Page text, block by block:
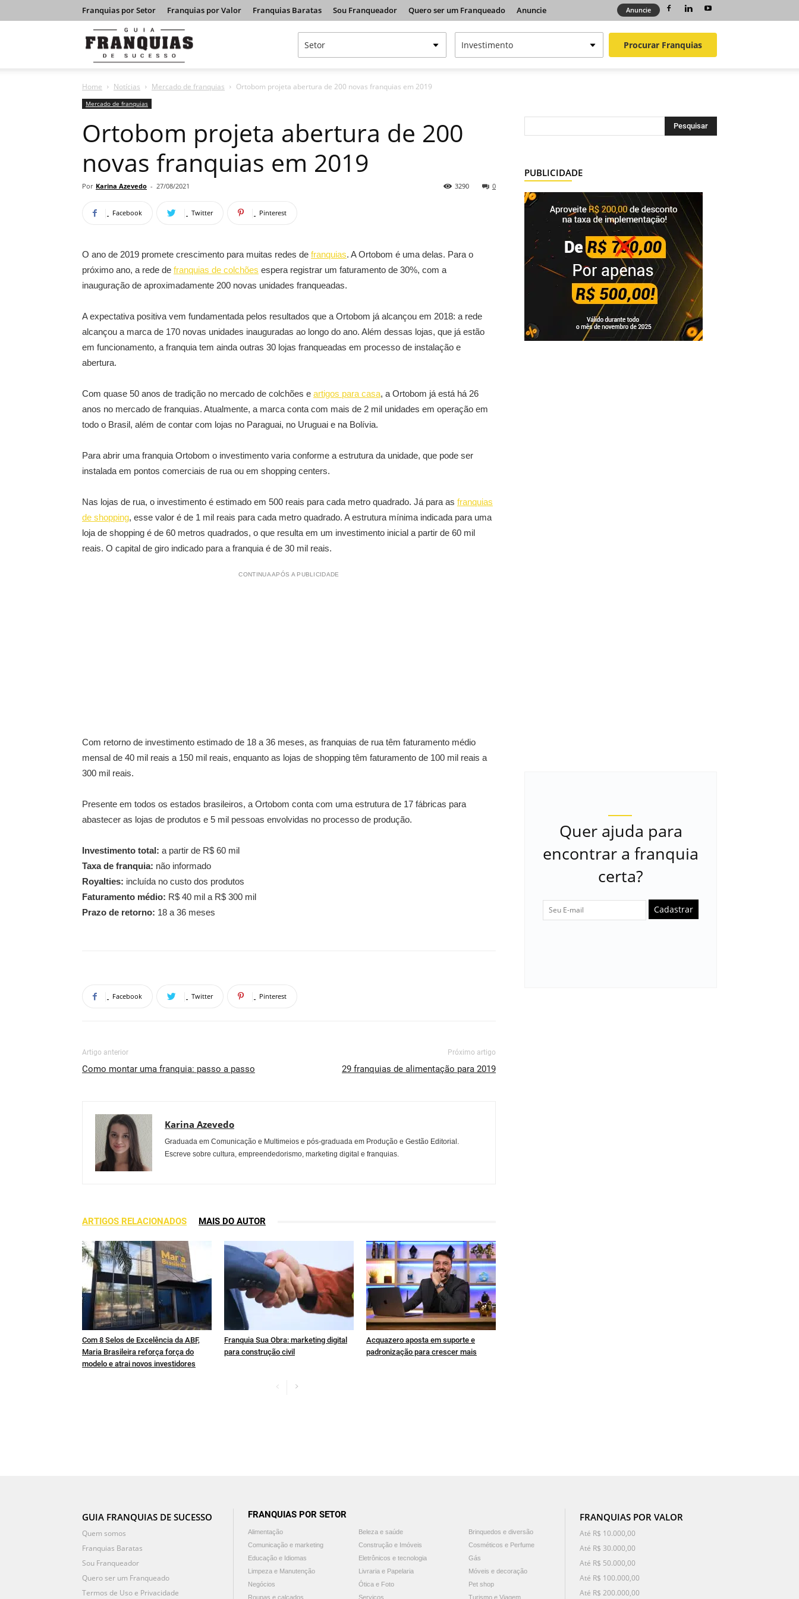
Franquias por Setor Franquias por Valor Franquias Baratas Sou Franqueador Quero ser um Franqueado Anuncie Anuncie
Franquias
de
Procurar Franquias
Home Notícias Mercado de franquias Ortobom projeta abertura de 200 novas franquias em 2019
Mercado de franquias
Ortobom projeta abertura de 200
novas franquias em 2019
Por Karina Azevedo - 27/08/2021 0
3290
Facebook Twitter Pinterest
O ano de 2019 promete crescimento para muitas redes de franquias. A Ortobom é uma delas. Para o
próximo ano, a rede de franquias de colchões espera registrar um faturamento de 30%, com a
inauguração de aproximadamente 200 novas unidades franqueadas.
A expectativa positiva vem fundamentada pelos resultados que a Ortobom já alcançou em 2018: a rede
alcançou a marca de 170 novas unidades inauguradas ao longo do ano. Além dessas lojas, que já estão
em funcionamento, a franquia tem ainda outras 30 lojas franqueadas em processo de instalação e
abertura.
Com quase 50 anos de tradição no mercado de colchões e artigos para casa, a Ortobom já está há 26
anos no mercado de franquias. Atualmente, a marca conta com mais de 2 mil unidades em operação em
todo o Brasil, além de contar com lojas no Paraguai, no Uruguai e na Bolívia.
Para abrir uma franquia Ortobom o investimento varia conforme a estrutura da unidade, que pode ser
instalada em pontos comerciais de rua ou em shopping centers.
Nas lojas de rua, o investimento é estimado em 500 reais para cada metro quadrado. Já para as franquias
de shopping, esse valor é de 1 mil reais para cada metro quadrado. A estrutura mínima indicada para uma
loja de shopping é de 60 metros quadrados, o que resulta em um investimento inicial a partir de 60 mil
reais. O capital de giro indicado para a franquia é de 30 mil reais.
CONTINUA APÓS A PUBLICIDADE
Com retorno de investimento estimado de 18 a 36 meses, as franquias de rua têm faturamento médio
mensal de 40 mil reais a 150 mil reais, enquanto as lojas de shopping têm faturamento de 100 mil reais a
300 mil reais.
Presente em todos os estados brasileiros, a Ortobom conta com uma estrutura de 17 fábricas para
abastecer as lojas de produtos e 5 mil pessoas envolvidas no processo de produção.
Investimento total: a partir de R$ 60 mil
Taxa de franquia: não informado
Royalties: incluída no custo dos produtos
Faturamento médio: R$ 40 mil a R$ 300 mil
Prazo de retorno: 18 a 36 meses
Facebook Twitter Pinterest
Artigo anterior
Como montar uma franquia: passo a passo
Próximo artigo
29 franquias de alimentação para 2019
Karina Azevedo
Graduada em Comunicação e Multimeios e pós-graduada em Produção e Gestão Editorial.
Escreve sobre cultura, empreendedorismo, marketing digital e franquias.
ARTIGOS RELACIONADOS MAIS DO AUTOR
Com 8 Selos de Excelência da ABF,
Maria Brasileira reforça força do
modelo e atrai novos investidores
Franquia Sua Obra: marketing digital
para construção civil
Acquazero aposta em suporte e
padronização para crescer mais
PUBLICIDADE
Quer ajuda para
encontrar a franquia
certa?
Cadastrar
GUIA FRANQUIAS DE SUCESSO
Quem somos
Franquias Baratas
Sou Franqueador
Quero ser um Franqueado
Termos de Uso e Privacidade
FRANQUIAS POR SETOR
Alimentação Beleza e saúde
Brinquedos e diversão
Comunicação e marketing
Construção e Imóveis
Cosméticos e Perfume
Educação e Idiomas
Eletrônicos e tecnologia
Gás
Limpeza e Manutenção
Livraria e Papelaria
Móveis e decoração
Negócios
Ótica e Foto
Pet shop
Roupas e calçados
Serviços Turismo e Viagem
FRANQUIAS POR VALOR
Até R$ 10.000,00
Até R$ 30.000,00
Até R$ 50.000,00
Até R$ 100.000,00
Até R$ 200.000,00